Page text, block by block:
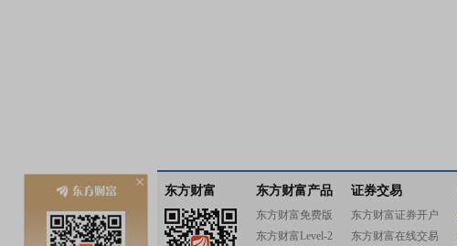
东方财富 东方财富产品
东方财富免费版
东方财富Level-2
证券交易
东方财富证券开户
东方财富在线交易